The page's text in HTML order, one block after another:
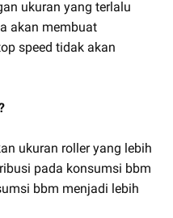
ukuran yang terlalu
akan membuat
speed tidak akan
ukuran roller yang lebih
pada konsumsi bbm
bbm menjadi lebih